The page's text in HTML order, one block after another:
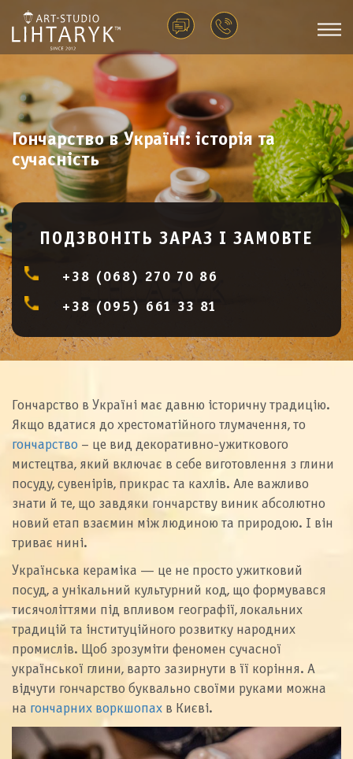
Гончарство в Україні: історія та
сучасність
ПОДЗВОНІТЬ ЗАРАЗ І ЗАМОВТЕ
+38 (068) 270 70 86
+38 (095) 661 33 81
Гончарство в Україні має давню історичну традицію.
Якщо вдатися до хрестоматійного тлумачення, то
гончарство – це вид декоративно-ужиткового
мистецтва, який включає в себе виготовлення з глини
посуду, сувенірів, прикрас та кахлів. Але важливо
знати й те, що завдяки гончарству виник абсолютно
новий етап взаємин між людиною та природою. І він
триває нині.
Українська кераміка — це не просто ужитковий
посуд, а унікальний культурний код, що формувався
тисячоліттями під впливом географії, локальних
традицій та інституційного розвитку народних
промислів. Щоб зрозуміти феномен сучасної
української глини, варто зазирнути в її коріння. А
відчути гончарство буквально своїми руками можна
на гончарних воркшопах в Києві.